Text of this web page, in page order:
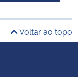
Voltar ao topo